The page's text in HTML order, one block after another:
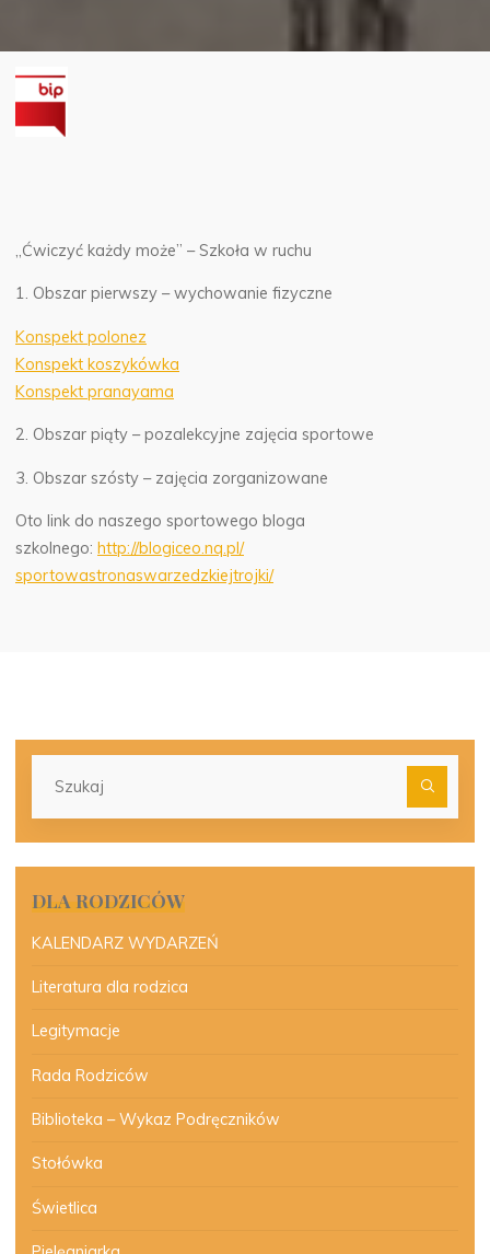
„Ćwiczyć każdy może” – Szkoła w ruchu
1. Obszar pierwszy – wychowanie fizyczne
Konspekt polonez
Konspekt koszykówka
Konspekt pranayama
2. Obszar piąty – pozalekcyjne zajęcia sportowe
3. Obszar szósty – zajęcia zorganizowane
Oto link do naszego sportowego bloga
szkolnego:http://blogiceo.nq.pl/
sportowastronaswarzedzkiejtrojki/
DLA RODZICÓW
KALENDARZ WYDARZEŃ
Literatura dla rodzica
Legitymacje
Rada Rodziców
Biblioteka – Wykaz Podręczników
Stołówka
Świetlica